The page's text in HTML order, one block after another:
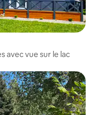
avec vue sur le lac